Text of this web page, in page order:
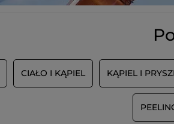
CIAŁO I KĄPIEL KĄPIEL I